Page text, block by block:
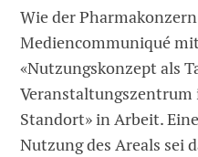
Wie der
Mediencommuniqué
«Nutzungskonzept als
Standort» in Arbeit.
Nutzung des Areals sei